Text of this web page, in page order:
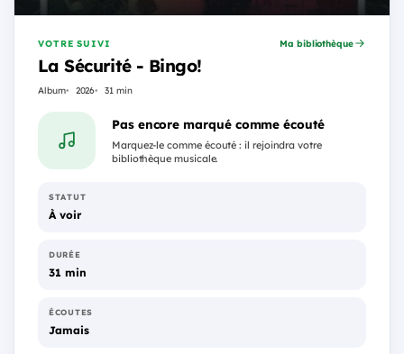
VOTRE SUIVI
La Sécurité - Bingo!
Album 2026 31 min
Ma bibliothèque
Pas encore marqué comme écouté
Marquez-le comme écouté : il rejoindra votre
bibliothèque musicale.
STATUT
À voir
DURÉE
31 min
ÉCOUTES
Jamais